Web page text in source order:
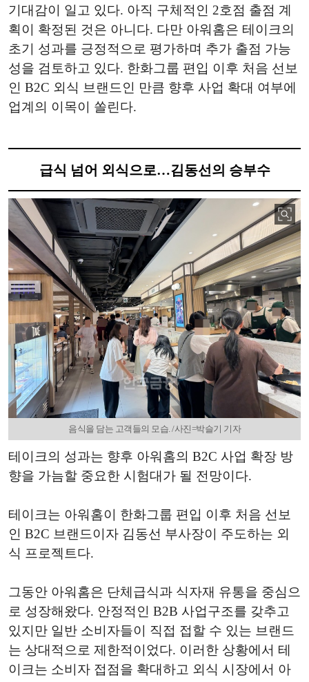
기대감이 일고 있다. 아직 구체적인 2호점 출점 계
획이 확정된 것은 아니다. 다만 아워홈은 테이크의
초기 성과를 긍정적으로 평가하며 추가 출점 가능
성을 검토하고 있다. 한화그룹 편입 이후 처음 선보
인 B2C 외식 브랜드인 만큼 향후 사업 확대 여부에
업계의 이목이 쏠린다.
급식 넘어 외식으로…김동선의 승부수
음식을 담는 고객들의 모습. /사진=박슬기 기자
테이크의 성과는 향후 아워홈의 B2C 사업 확장 방
향을 가늠할 중요한 시험대가 될 전망이다.
테이크는 아워홈이 한화그룹 편입 이후 처음 선보
인 B2C 브랜드이자 김동선 부사장이 주도하는 외
식 프로젝트다.
그동안 아워홈은 단체급식과 식자재 유통을 중심으
로 성장해왔다. 안정적인 B2B 사업구조를 갖추고
있지만 일반 소비자들이 직접 접할 수 있는 브랜드
는 상대적으로 제한적이었다. 이러한 상황에서 테
이크는 소비자 접점을 확대하고 외식 시장에서 아